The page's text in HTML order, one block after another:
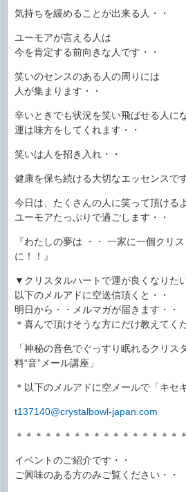
気持ちを緩めることが出来る人・・
ユーモアが言える人は
今を肯定する前向きな人です・・
笑いのセンスのある人の周りには
人が集まります・・
辛いときでも状況を笑い飛ばせる人に
運は味方をしてくれます・・
笑いは人を招き入れ・・
健康を保ち続ける大切なエッセンスで
今日は、たくさんの人に笑って頂ける
ユーモアたっぷりで過ごします・・
『わたしの夢は ・・ 一家に一個クリ
に！！』
▼クリスタルハートで運が良くなりた
以下のメルアドに空送信頂くと・・
明日から・・メルマガが届きます・・
＊喜んで頂けそうな方にだけ教えてく
「神秘の音色でぐっすり眠れるクリス
料“音”メール講座」
＊以下のメルアドに空メールで「キセ
t137140@crystalbowl-japan.com
＊＊＊＊＊＊＊＊＊＊＊＊＊＊＊＊＊
イベントのご紹介です・・
ご興味のある方のみご覧ください・・